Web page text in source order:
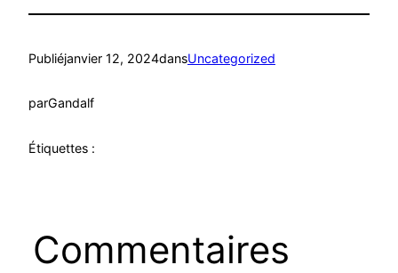
Publiéjanvier 12, 2024dansUncategorized
parGandalf
Étiquettes :
Commentaires